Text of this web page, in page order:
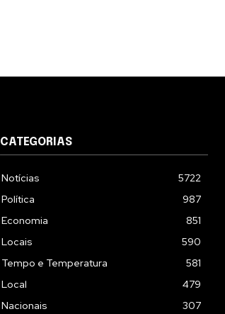
CATEGORIAS
Notícias
5722
Política
987
Economia
851
Locais
590
Tempo e Temperatura
581
Local
479
Nacionais
307